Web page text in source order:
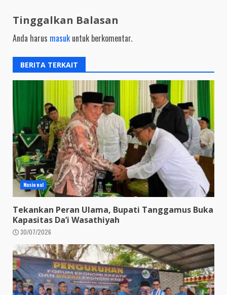
Tinggalkan Balasan
Anda harus masuk untuk berkomentar.
BERITA TERKAIT
Nasional
Tekankan Peran Ulama, Bupati Tanggamus Buka
Kapasitas Da’i Wasathiyah
30/07/2026